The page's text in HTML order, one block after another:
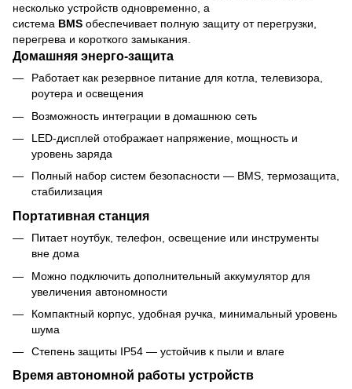
несколько устройств одновременно, а
система BMS обеспечивает полную защиту от перегрузки,
перегрева и короткого замыкания.
Домашняя энерго-защита
Работает как резервное питание для котла, телевизора,
роутера и освещения
Возможность интеграции в домашнюю сеть
LED-дисплей отображает напряжение, мощность и
уровень заряда
Полный набор систем безопасности — BMS, термозащита,
стабилизация
Портативная станция
Питает ноутбук, телефон, освещение или инструменты
вне дома
Можно подключить дополнительный аккумулятор для
увеличения автономности
Компактный корпус, удобная ручка, минимальный уровень
шума
Степень защиты IP54 — устойчив к пыли и влаге
Время автономной работы устройств